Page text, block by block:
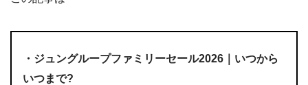
・ジュングループファミリーセール2026｜いつから
いつまで?